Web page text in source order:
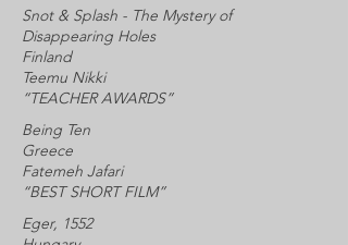
Snot & Splash - The Mystery of
Disappearing Holes
Finland
Teemu Nikki
“TEACHER AWARDS”
Being Ten
Greece
Fatemeh Jafari
“BEST SHORT FILM”
Eger, 1552